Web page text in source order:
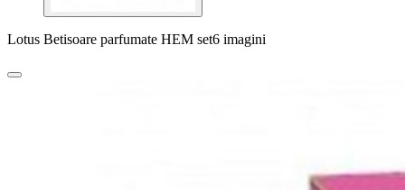
Lotus Betisoare parfumate HEM set6 imagini